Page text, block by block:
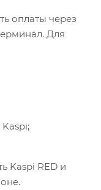
оплаты через
Для
Kaspi RED и